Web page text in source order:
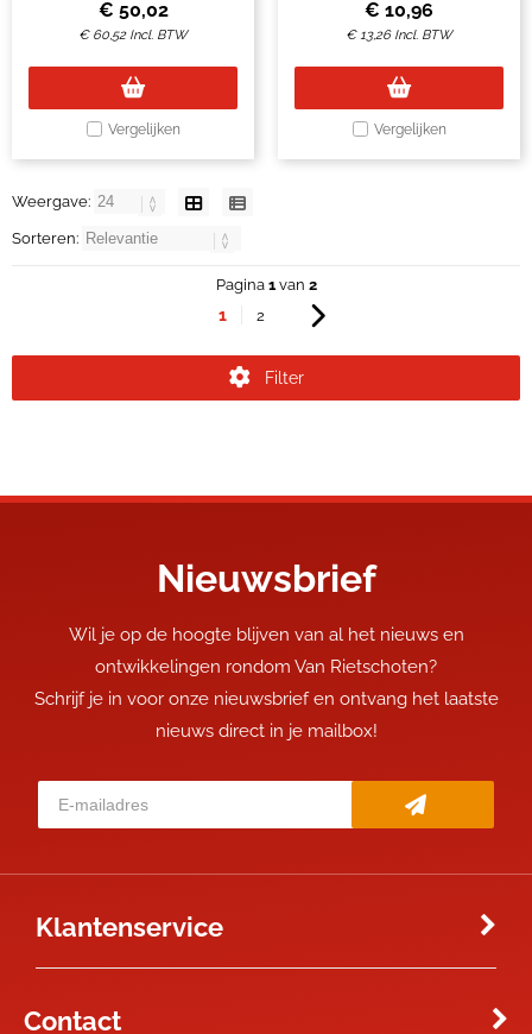
€ 50,02
€ 60,52 Incl. BTW
Vergelijken
€ 10,96
€13,26 Incl. BTW
Vergelijken
Weergave:
Sorteren:
Pagina 1van 2
1 2
Filter
Nieuwsbrief
Wil je op de hoogte blijven van al het nieuws en
ontwikkelingen rondom Van Rietschoten?
Schrijf je in voor onze nieuwsbrief en ontvang het laatste
nieuws direct in je mailbox!
Klantenservice
Contact